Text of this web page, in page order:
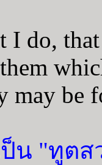
I do,
may be
น "ทูตส